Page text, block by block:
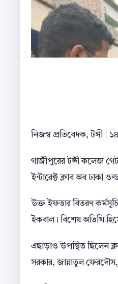
​নিজস্ব প্রতিবেদক, টঙ্গী |
​গাজীপুরের টঙ্গী কলেজ
ইন্টারেক্ট ক্লাব অব ঢাকা
​উক্ত ইফতার বিতরণ
ইকবাল। বিশেষ অতিথি
​এছাড়াও উপস্থিত ছিলেন
সরকার, জান্নাতুল